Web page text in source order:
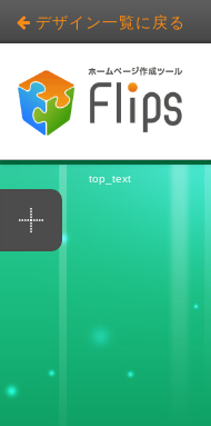
デザイン一覧に戻る